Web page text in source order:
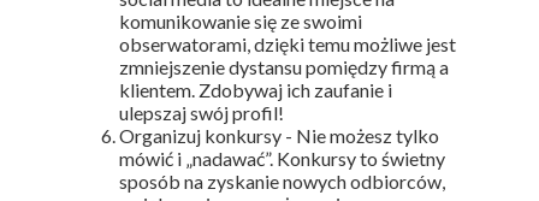
komunikowanie się ze swoimi
obserwatorami, dzięki temu możliwe jest
zmniejszenie dystansu pomiędzy firmą a
klientem. Zdobywaj ich zaufanie i
ulepszaj swój profil!
Organizuj konkursy - Nie możesz tylko
mówić i „nadawać”. Konkursy to świetny
sposób na zyskanie nowych odbiorców,